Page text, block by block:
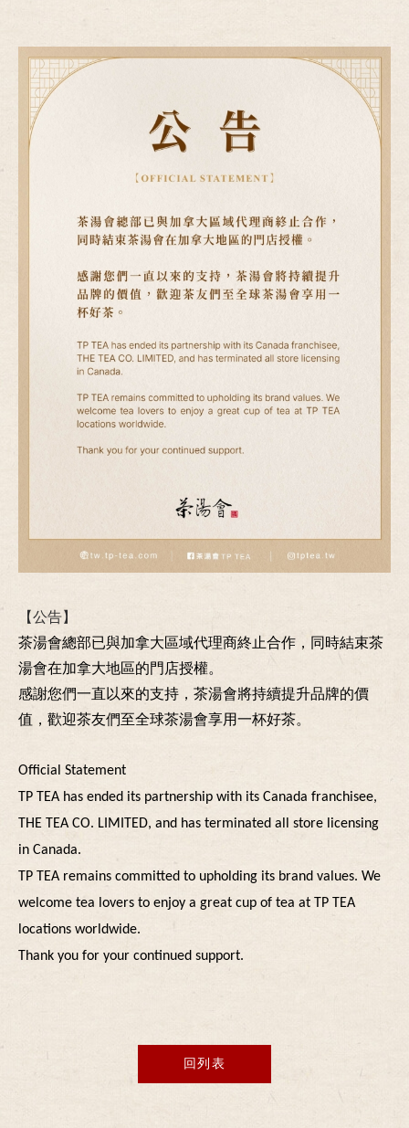
【公告】
茶湯會總部已與加拿大區域代理商終止合作，同時結束茶
湯會在加拿大地區的門店授權。
感謝您們一直以來的支持，茶湯會將持續提升品牌的價
值，歡迎茶友們至全球茶湯會享用一杯好茶。
Official Statement
TP TEA has ended its partnership with its Canada franchisee,
THE TEA CO. LIMITED, and has terminated all store licensing
in Canada.
TP TEA remains committed to upholding its brand values. We
welcome tea lovers to enjoy a great cup of tea at TP TEA
locations worldwide.
Thank you for your continued support.
回列表